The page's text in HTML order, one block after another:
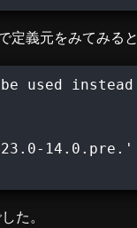
定義元をみてみると
instead
14.0.pre.'
た。